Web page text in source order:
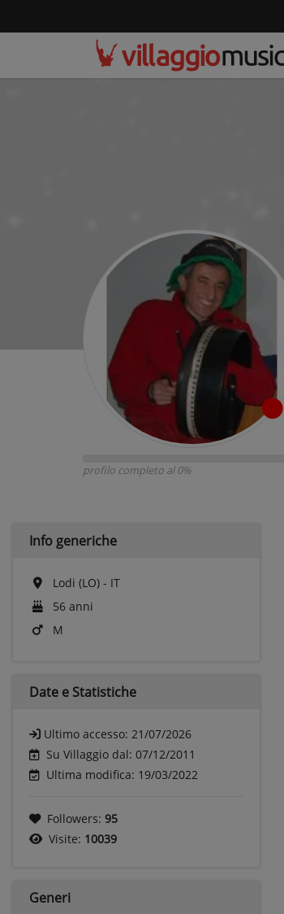
profilo completo al 0%
Info generiche
Lodi (LO) - IT
56 anni
M
Date e Statistiche
Ultimo accesso: 21/07/2026
Su Villaggio dal: 07/12/2011
Ultima modifica: 19/03/2022
Followers: 95
Visite: 10039
Generi